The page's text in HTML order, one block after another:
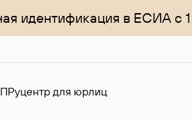
идентификация в ЕСИА с
Руцентр для юрлиц